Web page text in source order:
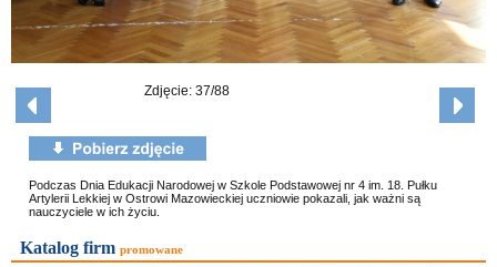
Zdjęcie: 37/88
Podczas Dnia Edukacji Narodowej w Szkole Podstawowej nr 4 im. 18. Pułku
Artylerii Lekkiej w Ostrowi Mazowieckiej uczniowie pokazali, jak ważni są
nauczyciele w ich życiu.
Katalog firm promowane